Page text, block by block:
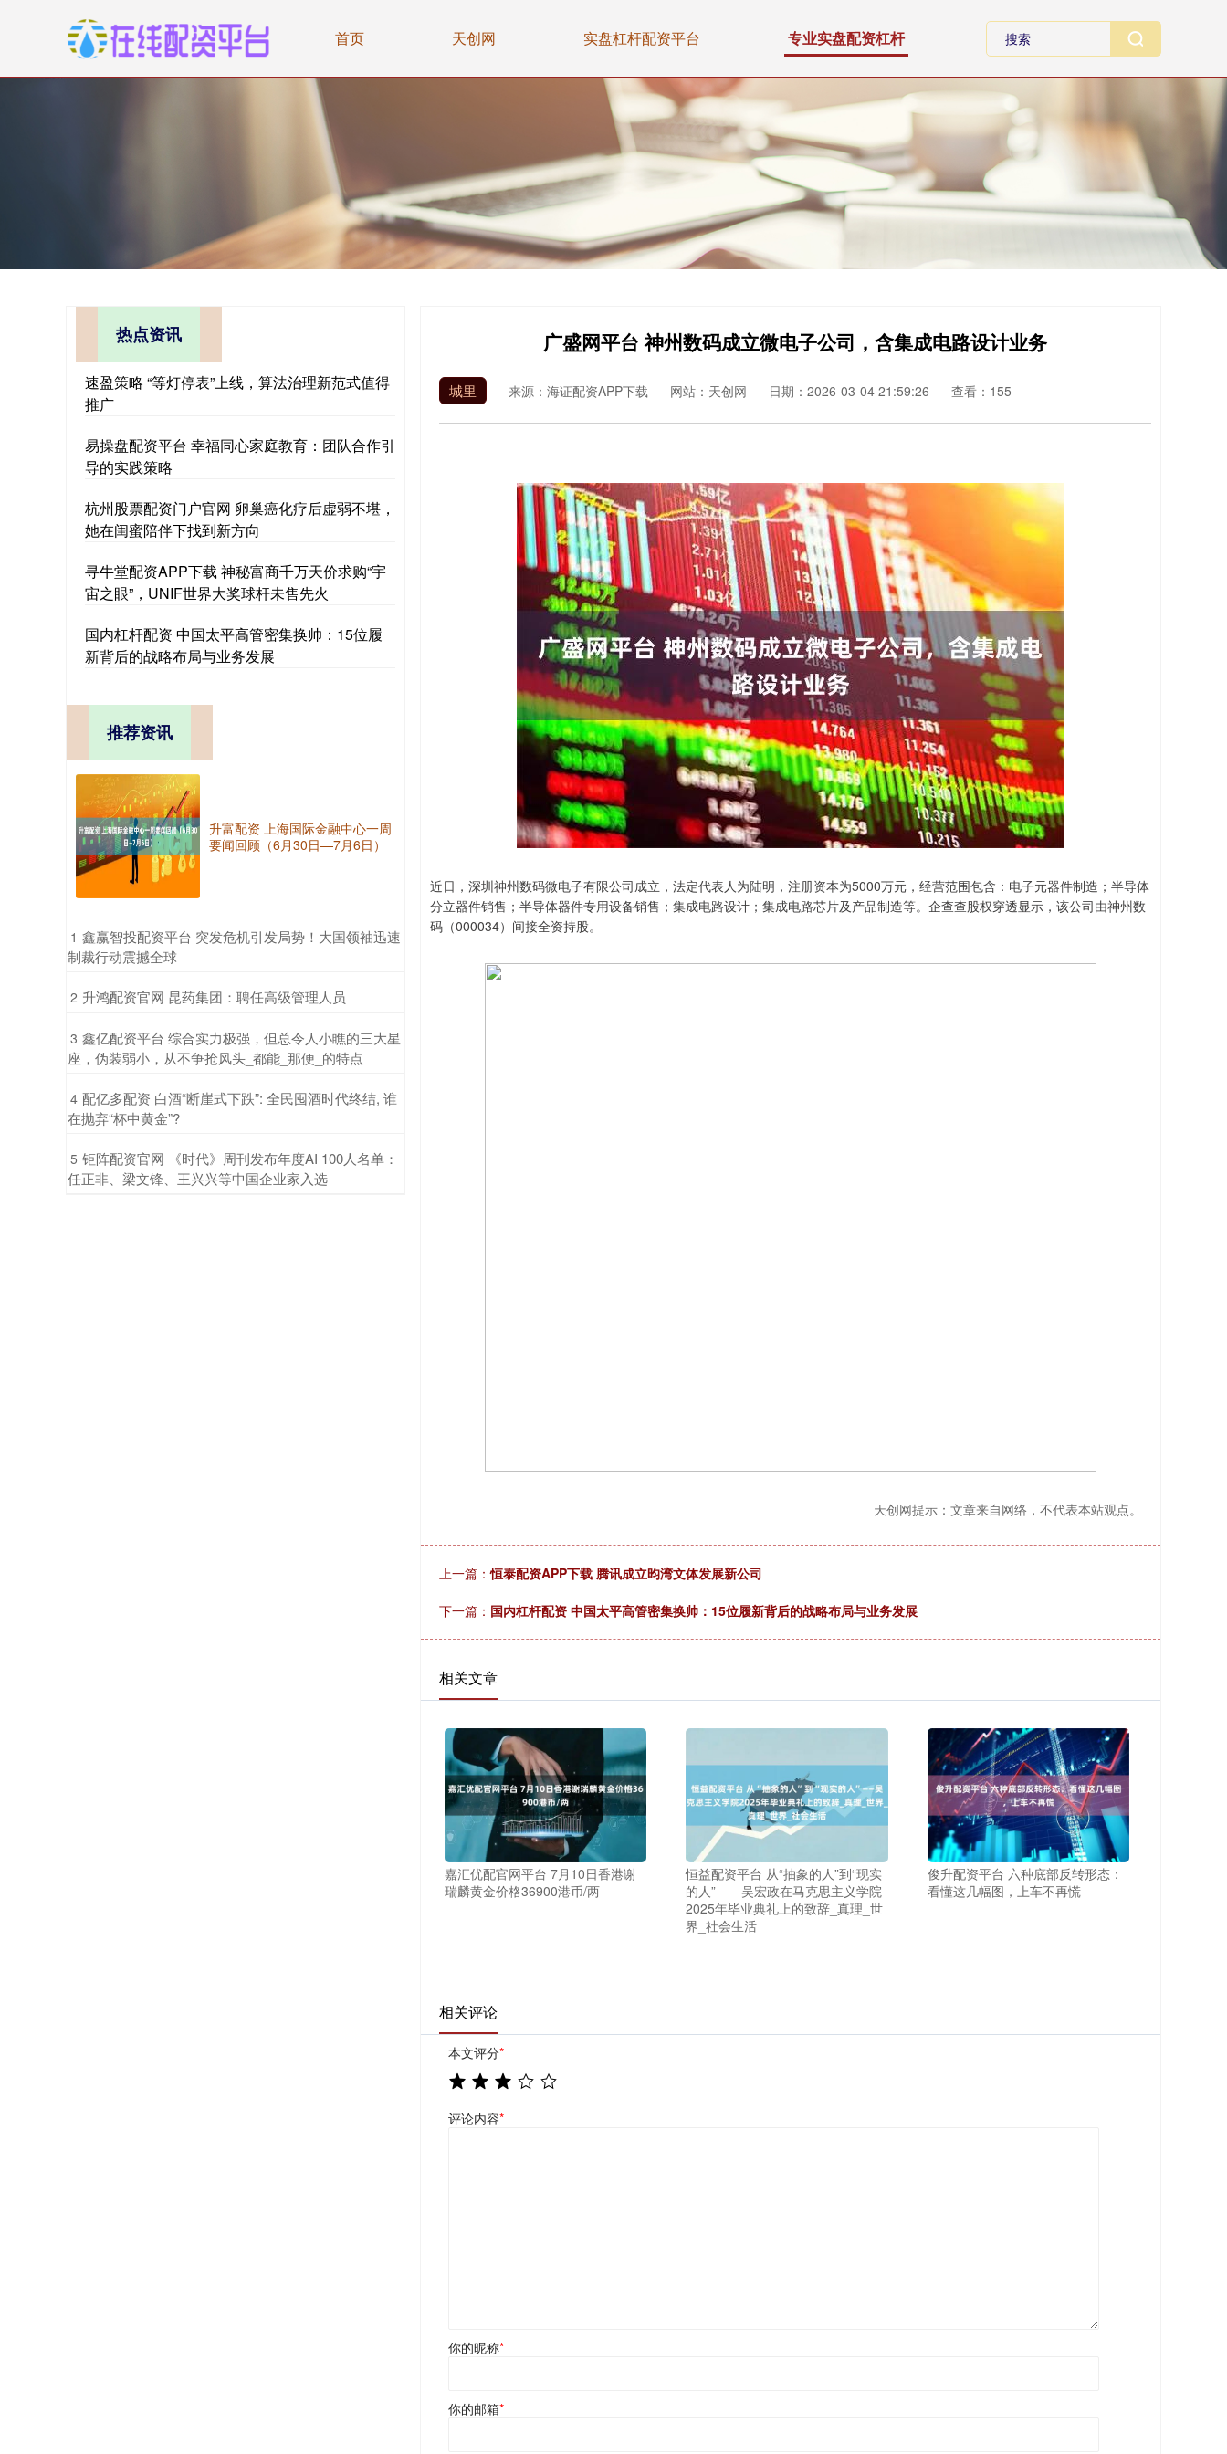
首页 天创网 实盘杠杆配资平台 专业实盘配资杠杆
广盛网平台 神州数码成立微电子公司，含集成电路设计业务
城里 来源：海证配资APP下载 网站：天创网 日期：2026-03-04 21:59:26 查看：155
近日，深圳神州数码微电子有限公司成立，法定代表人为陆明，注册资本为5000万元，经营范围包含：电子元器件制造；半导体
分立器件销售；半导体器件专用设备销售；集成电路设计；集成电路芯片及产品制造等。企查查股权穿透显示，该公司由神州数
码（000034）间接全资持股。
天创网提示：文章来自网络，不代表本站观点。
上一篇：恒泰配资APP下载 腾讯成立昀湾文体发展新公司
下一篇： 国内杠杆配资 中国太平高管密集换帅：15位履新背后的战略布局与业务发展
相关文章
嘉汇优配官网平台 7月10日香港谢
瑞麟黄金价格36900港币/两
恒益配资平台 从“抽象的人”到“现实
的人”——吴宏政在马克思主义学院
2025年毕业典礼上的致辞_真理_世
界_社会生活
俊升配资平台 六种底部反转形态：
看懂这几幅图，上车不再慌
相关评论
本文评分*
评论内容*
你的昵称*
你的邮箱*
热点资讯
速盈策略 “等灯停表”上线，算法治理新范式值得
推广
易操盘配资平台 幸福同心家庭教育：团队合作引
导的实践策略
杭州股票配资门户官网 卵巢癌化疗后虚弱不堪，
她在闺蜜陪伴下找到新方向
寻牛堂配资APP下载 神秘富商千万天价求购“宇
宙之眼”，UNIF世界大奖球杆未售先火
国内杠杆配资 中国太平高管密集换帅：15位履
新背后的战略布局与业务发展
推荐资讯
升富配资 上海国际金融中心一周
要闻回顾（6月30日—7月6日）
1 ​鑫赢智投配资平台 突发危机引发局势！大国领袖迅速
制裁行动震撼全球
2 ​升鸿配资官网 昆药集团：聘任高级管理人员
3 ​鑫亿配资平台 综合实力极强，但总令人小瞧的三大星
座，伪装弱小，从不争抢风头_都能_那便_的特点
4 ​配亿多配资 白酒“断崖式下跌”: 全民囤酒时代终结, 谁
在抛弃“杯中黄金”?
5 ​钜阵配资官网 《时代》周刊发布年度AI 100人名单：
任正非、梁文锋、王兴兴等中国企业家入选